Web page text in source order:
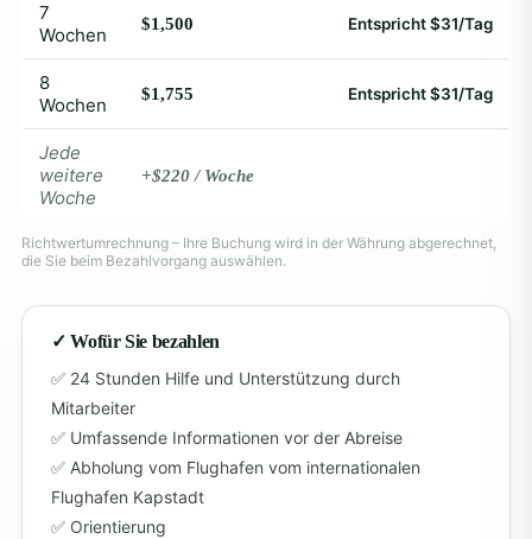
7
Wochen
$1,500 Entspricht $31/Tag
8
Wochen
$1,755 Entspricht $31/Tag
Jede
weitere
Woche
+$220 / Woche
Richtwertumrechnung – Ihre Buchung wird in der Währung abgerechnet,
die Sie beim Bezahlvorgang auswählen.
✓ Wofür Sie bezahlen
24 Stunden Hilfe und Unterstützung durch
Mitarbeiter
Umfassende Informationen vor der Abreise
Abholung vom Flughafen vom internationalen
Flughafen Kapstadt
Orientierung